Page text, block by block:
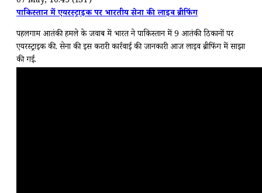
पाकिस्तान में एयरस्ट्राइक पर भारतीय सेना की लाइव ब्रीफिंग
पहलगाम आतंकी हमले के जवाब में भारत ने पाकिस्तान में 9 आतंकी ठिकानों पर
एयरस्ट्राइक की. सेना की इस करारी कार्रवाई की जानकारी आज लाइव ब्रीफिंग में साझा
की गई.